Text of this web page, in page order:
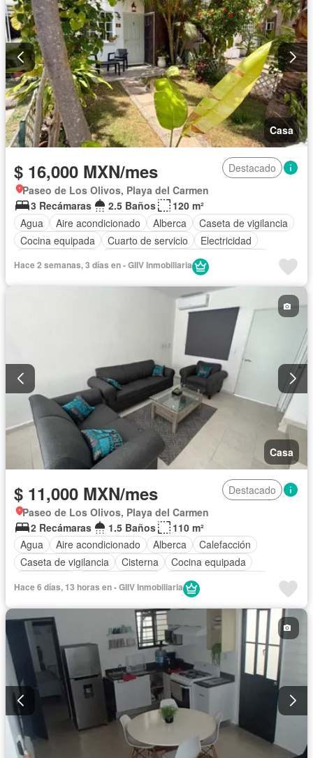
Casa
$ 16,000 MXN/mes
Destacado
Paseo de Los Olivos, Playa del Carmen
3 Recámaras
2.5 Baños
120 m²
Agua
Aire acondicionado Alberca
Caseta de vigilancia
Cocina equipada
Cuarto de servicio
Electricidad
Recámara con closet
Terraza
Solo familias
Hace 2 semanas, 3 días en - GIIV Inmobiliaria
Casa
$ 11,000 MXN/mes
Destacado
Paseo de Los Olivos, Playa del Carmen
2 Recámaras
1.5 Baños
110 m²
Agua
Aire acondicionado Alberca
Calefacción
Caseta de vigilancia
Cisterna
Cocina equipada
Recámara con closet
Permite niños
Solo familias
Completamente amueblado
Hace 6 días, 13 horas en - GIIV Inmobiliaria